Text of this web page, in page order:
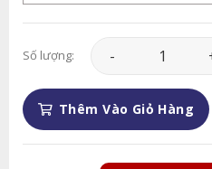
Số lượng: Hoa Khai Trương
Thêm Vào Giỏ Hàng